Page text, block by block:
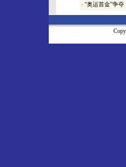
· “奥运首金”争